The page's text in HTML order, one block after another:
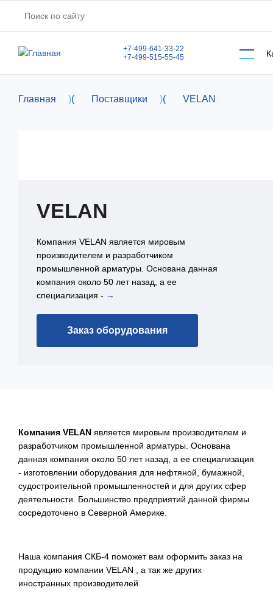
+7-499-641-33-22
+7-499-515-55-45
Главная )( Поставщики )( VELAN
VELAN
Компания VELAN является мировым
производителем и разработчиком
промышленной арматуры. Основана данная
компания около 50 лет назад, а ее
специализация - →
Заказ оборудования
Компания VELAN является мировым производителем и
разработчиком промышленной арматуры. Основана
данная компания около 50 лет назад, а ее специализация
- изготовлении оборудования для нефтяной, бумажной,
судостроительной промышленностей и для других сфер
деятельности. Большинство предприятий данной фирмы
сосредоточено в Северной Америке.
Наша компания СКБ-4 поможет вам оформить заказ на
продукцию компании VELAN , а так же других
иностранных производителей.